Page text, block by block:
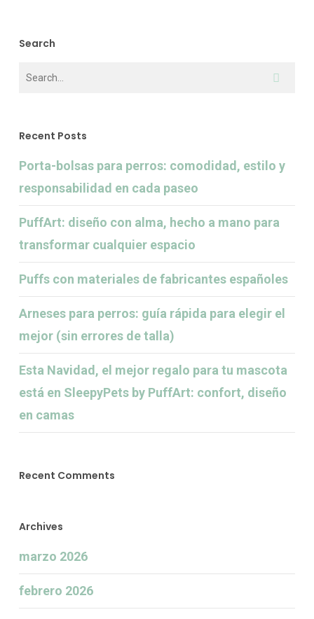
Search
Recent Posts
Porta-bolsas para perros: comodidad, estilo y
responsabilidad en cada paseo
PuffArt: diseño con alma, hecho a mano para
transformar cualquier espacio
Puffs con materiales de fabricantes españoles
Arneses para perros: guía rápida para elegir el
mejor (sin errores de talla)
Esta Navidad, el mejor regalo para tu mascota
está en SleepyPets by PuffArt: confort, diseño
en camas
Recent Comments
Archives
marzo 2026
febrero 2026